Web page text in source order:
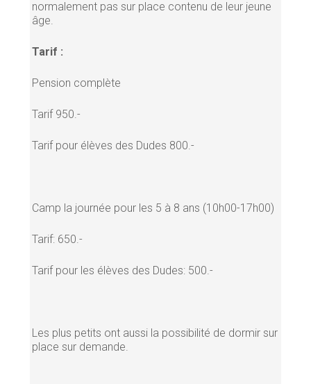
normalement pas sur place contenu de leur jeune
âge.
Tarif :
Pension complète
Tarif 950.-
Tarif pour élèves des Dudes 800.-
Camp la journée pour les 5 à 8 ans (10h00-17h00)
Tarif: 650.-
Tarif pour les élèves des Dudes: 500.-
Les plus petits ont aussi la possibilité de dormir sur
place sur demande.